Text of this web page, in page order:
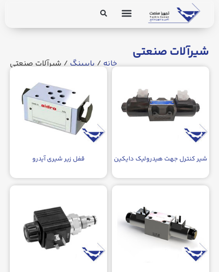
شیرآلات صنعتی
خانه/پایپینگ/ شیرآلات صنعتی
شیر کنترل جهت هیدرولیک دایکین قفل زیر شیری آیدرو